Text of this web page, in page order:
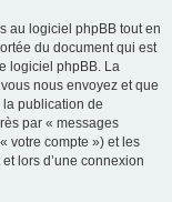
au logiciel phpBB tout en
du document qui est
logiciel phpBB. La
nous envoyez et que
la publication de
par « messages
votre compte ») et les
lors d’une connexion